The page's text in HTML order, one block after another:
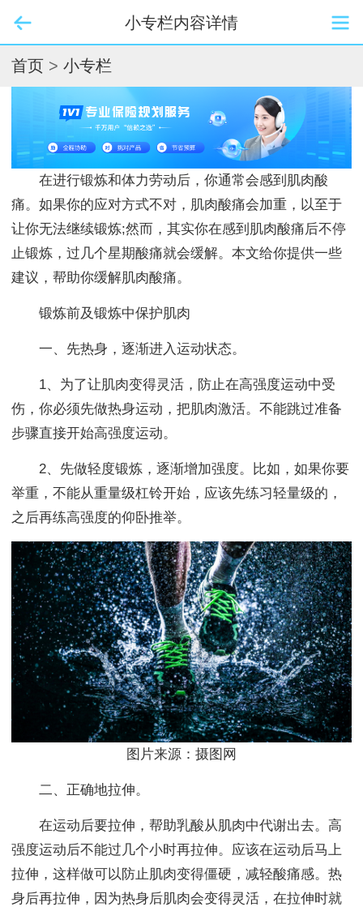
小专栏内容详情
首页 > 小专栏
在进行锻炼和体力劳动后，你通常会感到肌肉酸
痛。如果你的应对方式不对，肌肉酸痛会加重，以至于
让你无法继续锻炼;然而，其实你在感到肌肉酸痛后不停
止锻炼，过几个星期酸痛就会缓解。本文给你提供一些
建议，帮助你缓解肌肉酸痛。
锻炼前及锻炼中保护肌肉
一、先热身，逐渐进入运动状态。
1、为了让肌肉变得灵活，防止在高强度运动中受
伤，你必须先做热身运动，把肌肉激活。不能跳过准备
步骤直接开始高强度运动。
2、先做轻度锻炼，逐渐增加强度。比如，如果你要
举重，不能从重量级杠铃开始，应该先练习轻量级的，
之后再练高强度的仰卧推举。
图片来源：摄图网
二、正确地拉伸。
在运动后要拉伸，帮助乳酸从肌肉中代谢出去。高
强度运动后不能过几个小时再拉伸。应该在运动后马上
拉伸，这样做可以防止肌肉变得僵硬，减轻酸痛感。热
身后再拉伸，因为热身后肌肉会变得灵活，在拉伸时就